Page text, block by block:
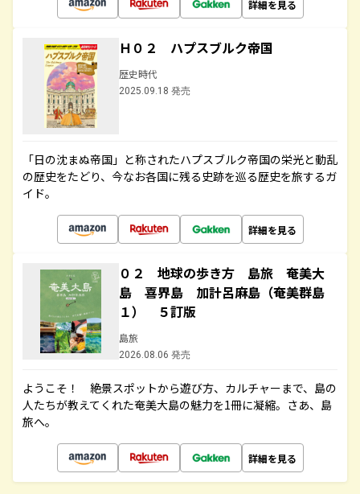
詳細を見る
Ｈ０２ ハプスブルク帝国
歴史時代
2025.09.18 発売
「日の沈まぬ帝国」と称されたハプスブルク帝国の栄光と動乱
の歴史をたどり、今なお各国に残る史跡を巡る歴史を旅するガ
イド。
詳細を見る
０２ 地球の歩き方 島旅 奄美大
島 喜界島 加計呂麻島（奄美群島
１） ５訂版
島旅
2026.08.06 発売
ようこそ！ 絶景スポットから遊び方、カルチャーまで、島の
人たちが教えてくれた奄美大島の魅力を1冊に凝縮。さあ、島
旅へ。
詳細を見る